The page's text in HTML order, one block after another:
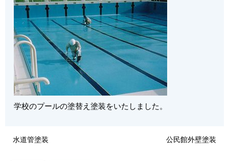
学校のプールの塗替え塗装をいたしました。
水道管塗装 公民館外壁塗装